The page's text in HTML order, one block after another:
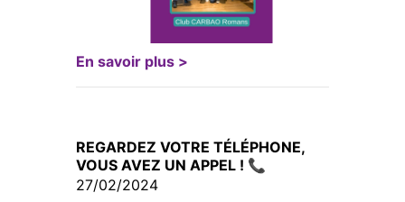
En savoir plus >
REGARDEZ VOTRE TÉLÉPHONE,
VOUS AVEZ UN APPEL ! 📞
27/02/2024